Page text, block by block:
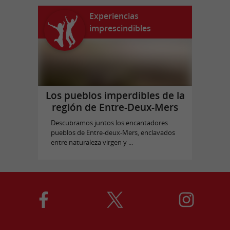
Experiencias
imprescindibles
Los pueblos imperdibles de la
región de Entre-Deux-Mers
Descubramos juntos los encantadores
pueblos de Entre-deux-Mers, enclavados
entre naturaleza virgen y ...